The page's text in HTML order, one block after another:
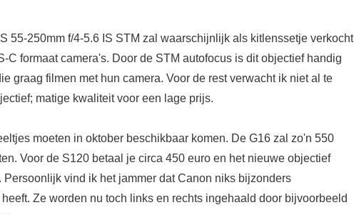
55-250mm f/4-5.6 IS STM zal waarschijnlijk als kitlenssetje verkocht
C formaat camera's. Door de STM autofocus is dit objectief handig
graag filmen met hun camera. Voor de rest verwacht ik niet al te
matige kwaliteit voor een lage prijs.
moeten in oktober beschikbaar komen. De G16 zal zo'n 550
Voor de S120 betaal je circa 450 euro en het nieuwe objectief
Persoonlijk vind ik het jammer dat Canon niks bijzonders
Ze worden nu toch links en rechts ingehaald door bijvoorbeeld